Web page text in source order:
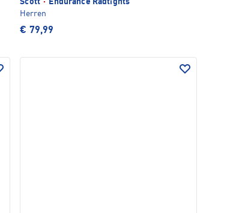
Scott ·
Endurance Radtights
Herren
€ 79,99